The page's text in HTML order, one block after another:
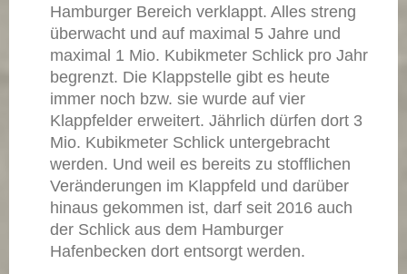
Hamburger Bereich verklappt. Alles streng
überwacht und auf maximal 5 Jahre und
maximal 1 Mio. Kubikmeter Schlick pro Jahr
begrenzt. Die Klappstelle gibt es heute
immer noch bzw. sie wurde auf vier
Klappfelder erweitert. Jährlich dürfen dort 3
Mio. Kubikmeter Schlick untergebracht
werden. Und weil es bereits zu stofflichen
Veränderungen im Klappfeld und darüber
hinaus gekommen ist, darf seit 2016 auch
der Schlick aus dem Hamburger
Hafenbecken dort entsorgt werden.